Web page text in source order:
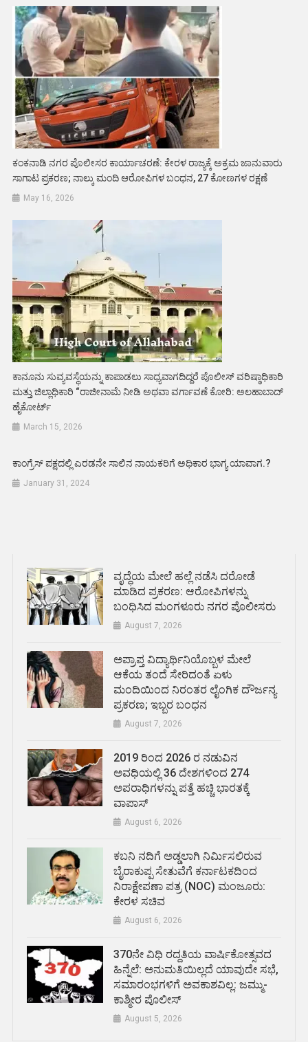
ಕಂಕನಾಡಿ ನಗರ ಪೊಲೀಸರ ಕಾರ್ಯಾಚರಣೆ: ಕೇರಳ ರಾಜ್ಯಕ್ಕೆ ಅಕ್ರಮ ಜಾನುವಾರು
ಸಾಗಾಟ ಪ್ರಕರಣ; ನಾಲ್ಕು ಮಂದಿ ಆರೋಪಿಗಳ ಬಂಧನ, 27 ಕೋಣಗಳ ರಕ್ಷಣೆ
May 16, 2026
ಕಾನೂನು ಸುವ್ಯವಸ್ಥೆಯನ್ನು ಕಾಪಾಡಲು ಸಾಧ್ಯವಾಗದಿದ್ದರೆ ಪೊಲೀಸ್ ವರಿಷ್ಠಾಧಿಕಾರಿ
ಮತ್ತು ಜಿಲ್ಲಾಧಿಕಾರಿ “ರಾಜೀನಾಮೆ ನೀಡಿ ಅಥವಾ ವರ್ಗಾವಣೆ ಕೋರಿ: ಅಲಹಾಬಾದ್
ಹೈಕೋರ್ಟ್
March 15, 2026
ಕಾಂಗ್ರೆಸ್ ಪಕ್ಷದಲ್ಲಿ ಎರಡನೇ ಸಾಲಿನ ನಾಯಕರಿಗೆ ಅಧಿಕಾರ ಭಾಗ್ಯ ಯಾವಾಗ.?
January 31, 2024
ವೃದ್ಧೆಯ ಮೇಲೆ ಹಲ್ಲೆ ನಡೆಸಿ ದರೋಡೆ
ಮಾಡಿದ ಪ್ರಕರಣ: ಆರೋಪಿಗಳನ್ನು
ಬಂಧಿಸಿದ ಮಂಗಳೂರು ನಗರ ಪೊಲೀಸರು
August 7, 2026
ಅಪ್ರಾಪ್ತ ವಿದ್ಯಾರ್ಥಿನಿಯೊಬ್ಬಳ ಮೇಲೆ
ಆಕೆಯ ತಂದೆ ಸೇರಿದಂತೆ ಏಳು
ಮಂದಿಯಿಂದ ನಿರಂತರ ಲೈಂಗಿಕ ದೌರ್ಜನ್ಯ
ಪ್ರಕರಣ; ಇಬ್ಬರ ಬಂಧನ
August 7, 2026
2019 ರಿಂದ 2026 ರ ನಡುವಿನ
ಅವಧಿಯಲ್ಲಿ 36 ದೇಶಗಳಿಂದ 274
ಅಪರಾಧಿಗಳನ್ನು ಪತ್ತೆ ಹಚ್ಚಿ ಭಾರತಕ್ಕೆ
ವಾಪಾಸ್
August 6, 2026
ಕಬನಿ ನದಿಗೆ ಅಡ್ಡಲಾಗಿ ನಿರ್ಮಿಸಲಿರುವ
ಬೈರಾಕುಪ್ಪ ಸೇತುವೆಗೆ ಕರ್ನಾಟಕದಿಂದ
ನಿರಾಕ್ಷೇಪಣಾ ಪತ್ರ (NOC) ಮಂಜೂರು:
ಕೇರಳ ಸಚಿವ
August 6, 2026
370ನೇ ವಿಧಿ ರದ್ದತಿಯ ವಾರ್ಷಿಕೋತ್ಸವದ
ಹಿನ್ನೆಲೆ: ಅನುಮತಿಯಿಲ್ಲದೆ ಯಾವುದೇ ಸಭೆ,
ಸಮಾರಂಭಗಳಿಗೆ ಅವಕಾಶವಿಲ್ಲ: ಜಮ್ಮು-
ಕಾಶ್ಮೀರ ಪೊಲೀಸ್
August 5, 2026